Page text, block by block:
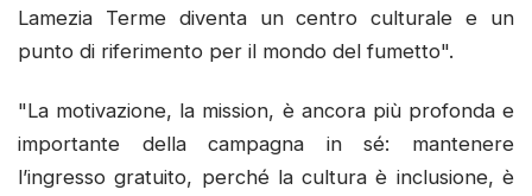
Lamezia Terme diventa un centro culturale e un
punto di riferimento per il mondo del fumetto".
"La motivazione, la mission, è ancora più profonda e
importante della campagna in sé: mantenere
l’ingresso gratuito, perché la cultura è inclusione, è